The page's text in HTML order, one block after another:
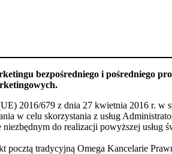
bezpośredniego i pośredniego
2016/679 z dnia 27 kwietnia 2016 r. w
w celu skorzystania z usług
do realizacji powyższej
tradycyjną Omega Kancelarie